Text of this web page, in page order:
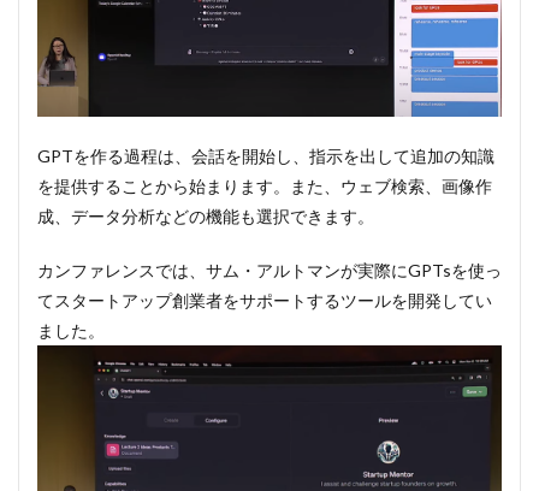
GPTを作る過程は、会話を開始し、指示を出して追加の知識
を提供することから始まります。また、ウェブ検索、画像作
成、データ分析などの機能も選択できます。
カンファレンスでは、サム・アルトマンが実際にGPTsを使っ
てスタートアップ創業者をサポートするツールを開発してい
ました。